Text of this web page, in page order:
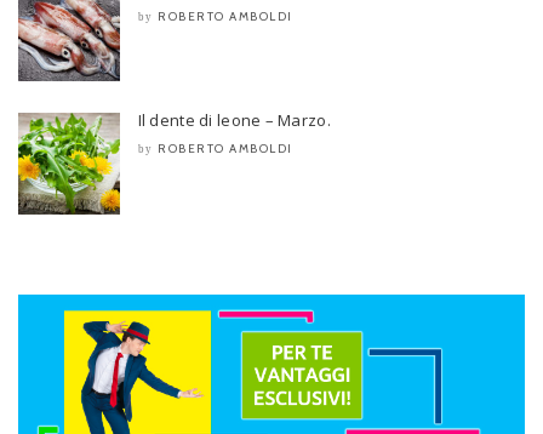
by ROBERTO AMBOLDI
Il dente di leone – Marzo.
by ROBERTO AMBOLDI